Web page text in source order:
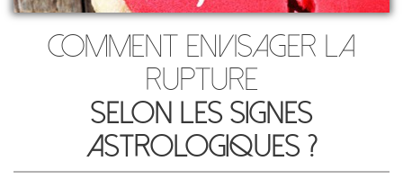
Comment envisager la
rupture
selon les signes
astrologiques ?